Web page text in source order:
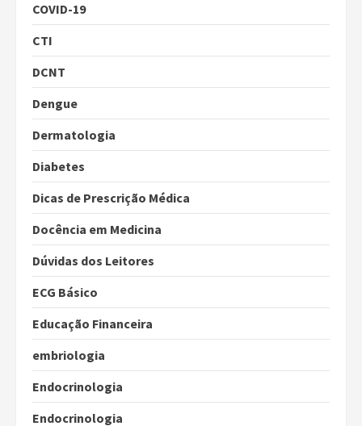
COVID-19
CTI
DCNT
Dengue
Dermatologia
Diabetes
Dicas de Prescrição Médica
Docência em Medicina
Dúvidas dos Leitores
ECG Básico
Educação Financeira
embriologia
Endocrinologia
Endocrinologia